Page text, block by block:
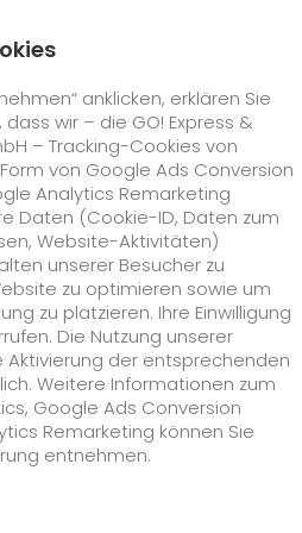
+
+
+
+
anklicken, erklären Sie
wir – die GO! Express &
– Tracking-Cookies von
von Google Ads Conversion
Analytics Remarketing
Daten (Cookie-ID, Daten zum
Website-Aktivitäten)
unserer Besucher zu
zu optimieren sowie um
zu platzieren. Ihre Einwilligung
Die Nutzung unserer
der entsprechenden
Weitere Informationen zum
Google Ads Conversion
Remarketing können Sie
entnehmen.